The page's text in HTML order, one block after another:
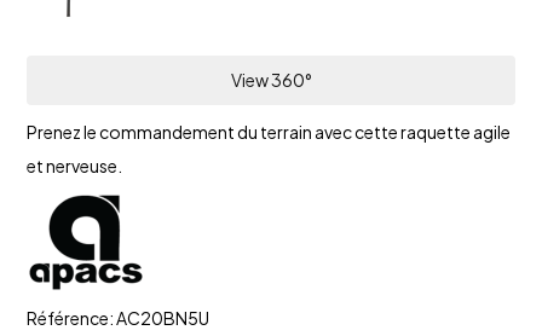
View 360°
Prenez le commandement du terrain avec cette raquette agile
et nerveuse.
Référence:AC20BN5U